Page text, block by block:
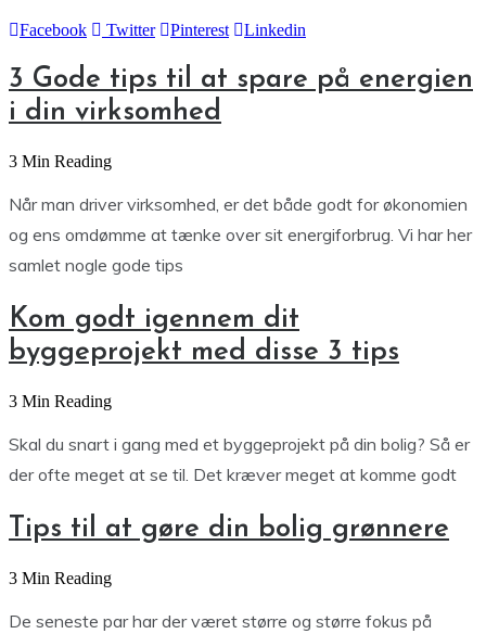
Facebook Twitter Pinterest Linkedin
3 Gode tips til at spare på energien
i din virksomhed
3 Min Reading
Når man driver virksomhed, er det både godt for økonomien
og ens omdømme at tænke over sit energiforbrug. Vi har her
samlet nogle gode tips
Kom godt igennem dit
byggeprojekt med disse 3 tips
3 Min Reading
Skal du snart i gang med et byggeprojekt på din bolig? Så er
der ofte meget at se til. Det kræver meget at komme godt
Tips til at gøre din bolig grønnere
3 Min Reading
De seneste par har der været større og større fokus på